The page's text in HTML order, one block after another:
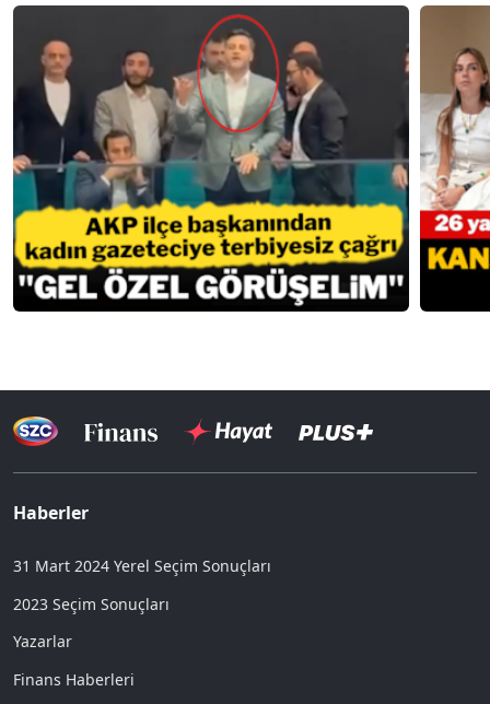
Haberler
31 Mart 2024 Yerel Seçim Sonuçları
2023 Seçim Sonuçları
Yazarlar
Finans Haberleri